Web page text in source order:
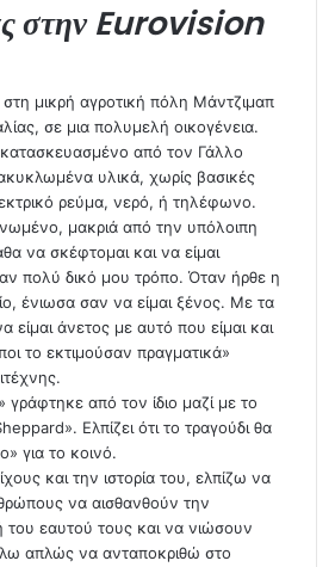
στην Eurovision
μικρή αγροτική πόλη Μάντζιμαπ
σε μια πολυμελή οικογένεια.
κατασκευασμένο από τον Γάλλο
υλικά, χωρίς βασικές
ρεύμα, νερό, ή τηλέφωνο.
μακριά από την υπόλοιπη
να σκέφτομαι και να είμαι
πολύ δικό μου τρόπο. Όταν ήρθε η
ένιωσα σαν να είμαι ξένος. Με τα
είμαι άνετος με αυτό που είμαι και
το εκτιμούσαν πραγματικά»
από τον ίδιο μαζί με το
Ελπίζει ότι το τραγούδι θα
για το κοινό.
και την ιστορία του, ελπίζω να
να αισθανθούν την
εαυτού τους και να νιώσουν
απλώς να ανταποκριθώ στο